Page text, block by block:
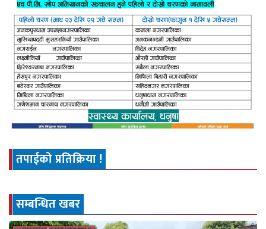
तपाईको प्रतिक्रिया !
सम्बन्धित खबर